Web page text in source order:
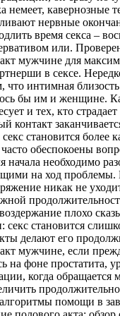
немеет, кавернозные
нервные
время секса –
или.
мужчине для
в сексе.
что интимная
бы им и женщине.
и тех, кто
контакт
становится более
обеспокоены
начала необходимо
на ход проблемы.
никак не
плохо
секс становится
делают его
мужчине, если
на фоне простатита,
когда обращается
помощи в